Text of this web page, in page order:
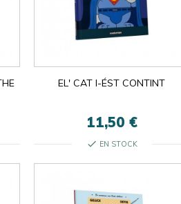
EL' CAT I-ÉST CONTINT
11,50 €
check EN STOCK